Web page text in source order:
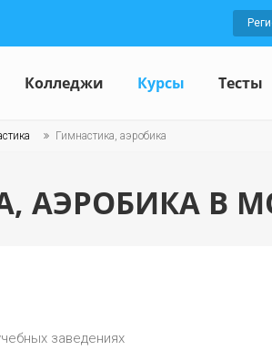
Колледжи Курсы Тесты
Гимнастика, аэробика
АЭРОБИКА В
заведениях